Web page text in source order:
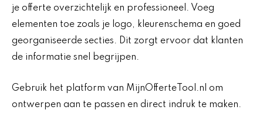
je offerte overzichtelijk en professioneel. Voeg
elementen toe zoals je logo, kleurenschema en goed
georganiseerde secties. Dit zorgt ervoor dat klanten
de informatie snel begrijpen.
Gebruik het platform van MijnOfferteTool.nl om
ontwerpen aan te passen en direct indruk te maken.